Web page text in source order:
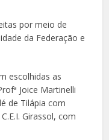
por meio de
da Federação e
escolhidas as
Joice Martinelli
de Tilápia com
Girassol, com